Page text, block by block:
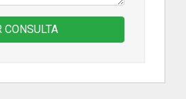
CONSULTA